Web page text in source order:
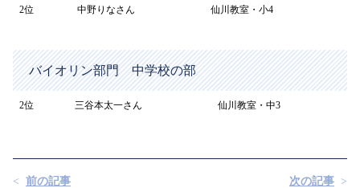
2位 中野りなさん 仙川教室・小4
バイオリン部門 中学校の部
2位 三谷本太一さん 仙川教室・中3
前の記事 次の記事